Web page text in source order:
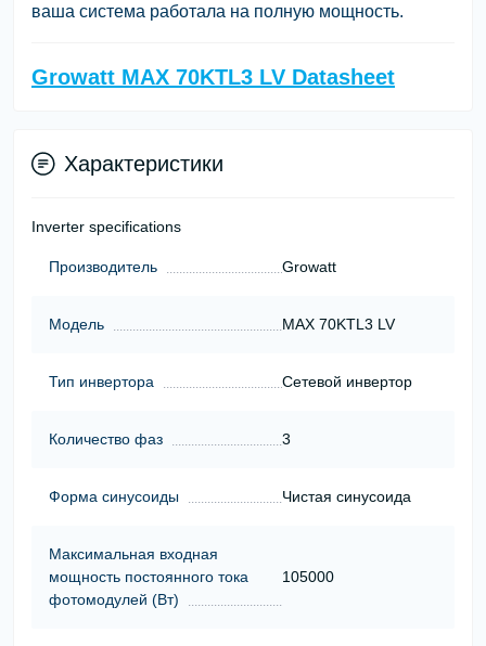
ваша система работала на полную мощность.
Growatt MAX 70KTL3 LV Datasheet
Характеристики
Inverter specifications
Производитель Growatt
Модель MAX 70KTL3 LV
Тип инвертора Сетевой инвертор
Количество фаз 3
Форма синусоиды Чистая синусоида
Максимальная входная
мощность постоянного тока
фотомодулей (Вт)
105000